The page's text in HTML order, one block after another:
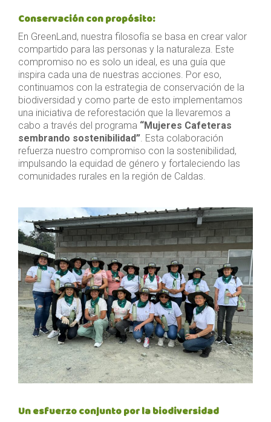
Conservación con propósito:
En GreenLand, nuestra filosofía se basa en crear valor
compartido para las personas y la naturaleza. Este
compromiso no es solo un ideal, es una guía que
inspira cada una de nuestras acciones. Por eso,
continuamos con la estrategia de conservación de la
biodiversidad y como parte de esto implementamos
una iniciativa de reforestación que la llevaremos a
cabo a través del programa “Mujeres Cafeteras
sembrando sostenibilidad” . Esta colaboración
refuerza nuestro compromiso con la sostenibilidad,
impulsando la equidad de género y fortaleciendo las
comunidades rurales en la región de Caldas.
Un esfuerzo conjunto por la biodiversidad